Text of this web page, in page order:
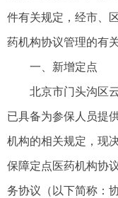
件有关规定，经市、
药机构协议管理的有
一、新增定点
北京市门头沟区
已具备为参保人员提
机构的相关规定，现
保障定点医药机构协
务协议（以下简称：